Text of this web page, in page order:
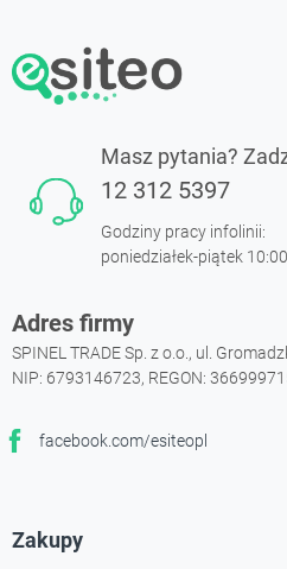
Masz pytania?
12 312 5397
Godziny pracy infolinii:
poniedziałek-piątek
Adres firmy
SPINEL TRADE Sp. z o.o., ul.
NIP: 6793146723, REGON:
facebook.com/esiteopl
Facebook
Zakupy